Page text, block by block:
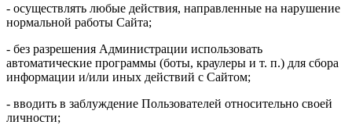
- осуществлять любые действия, направленные на нарушение
нормальной работы Сайта;
- без разрешения Администрации использовать
автоматические программы (боты, краулеры и т. п.) для сбора
информации и/или иных действий с Сайтом;
- вводить в заблуждение Пользователей относительно своей
личности;